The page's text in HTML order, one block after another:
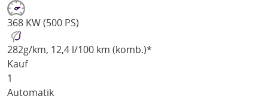
368 KW (500 PS)
282g/km, 12,4 l/100 km (komb.)*
Kauf
1
Automatik